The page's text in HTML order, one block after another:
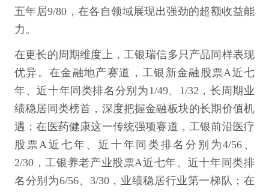
五年居9/80，在各自领域展现出强劲的超额收益能
力。
在更长的周期维度上，工银瑞信多只产品同样表现
优异。在金融地产赛道，工银新金融股票A近七
年、近十年同类排名分别为1/49、1/32，长周期业
绩稳居同类榜首，深度把握金融板块的长期价值机
遇；在医药健康这一传统强项赛道，工银前沿医疗
股票A近七年、近十年同类排名分别为4/56、
2/30，工银养老产业股票A近七年、近十年同类排
名分别为6/56、3/30，业绩稳居行业第一梯队；在